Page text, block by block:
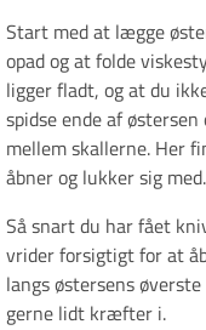
Start med at lægge
opad og at folde
ligger fladt, og at du
spidse ende af
mellem skallerne. Her
åbner og lukker sig med.
Så snart du har fået
vrider forsigtigt for at
langs østersens
gerne lidt kræfter i.